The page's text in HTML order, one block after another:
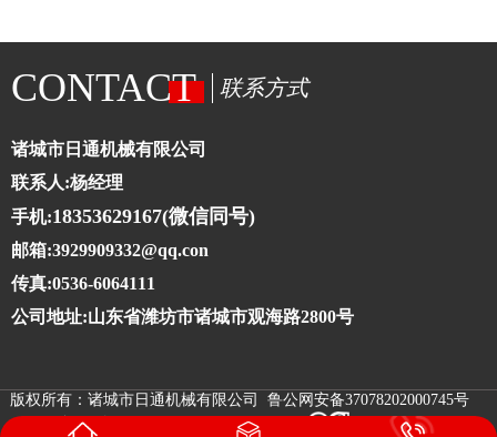
CONTACT 联系方式
诸城市日通机械有限公司
联系人:杨经理
手机:18353629167(微信同号)
邮箱:3929909332@qq.con
传真:0536-6064111
公司地址:山东省潍坊市诸城市观海路2800号
版权所有：诸城市日通机械有限公司 鲁公网安备37078202000745号
鲁ICP备10025273号-4